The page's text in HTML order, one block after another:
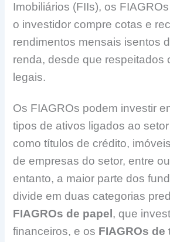
Imobiliários (FIIs), os
o investidor compre cotas e
rendimentos mensais isentos
renda, desde que respeitados
legais.
Os FIAGROs podem investir
tipos de ativos ligados ao
como títulos de crédito,
de empresas do setor, entre
entanto, a maior parte dos
divide em duas categorias
FIAGROs de papel , que
financeiros, e os FIAGROs de